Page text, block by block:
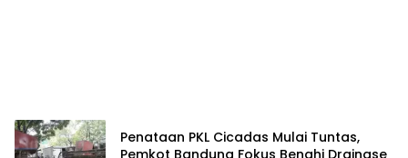
Penataan PKL Cicadas Mulai Tuntas,
Pemkot Bandung Fokus Benahi Drainase